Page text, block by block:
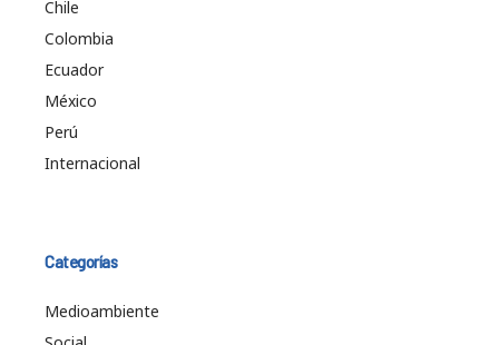
Chile
Colombia
Ecuador
México
Perú
Internacional
Categorías
Medioambiente